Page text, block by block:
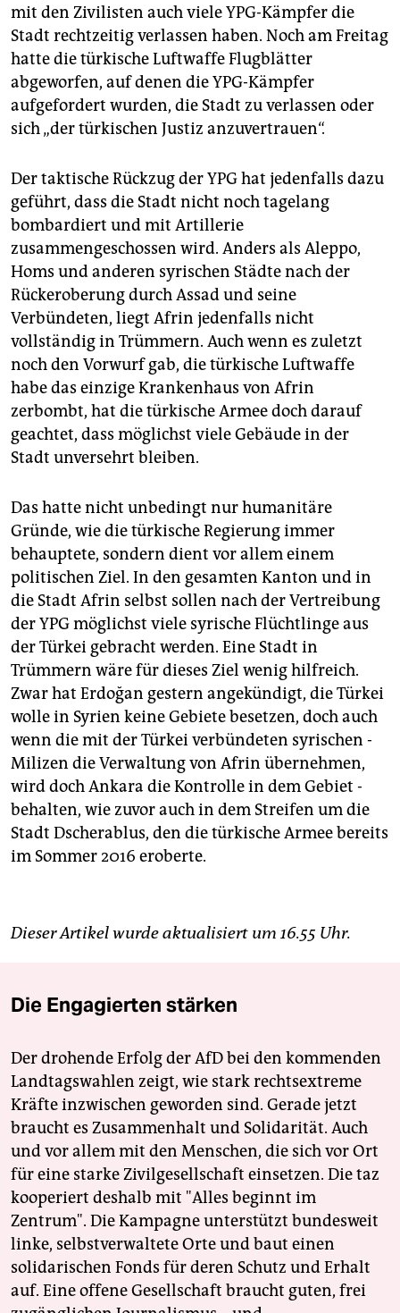
mit den Zivilisten auch viele YPG-Kämpfer die
Stadt rechtzeitig verlassen haben. Noch am Freitag
hatte die türkische Luftwaffe Flugblätter
abgeworfen, auf denen die YPG-Kämpfer
aufgefordert wurden, die Stadt zu verlassen oder
sich „der türkischen Justiz anzuvertrauen“.
Der taktische Rückzug der YPG hat jedenfalls dazu
geführt, dass die Stadt nicht noch tagelang
bombardiert und mit Artillerie
zusammengeschossen wird. Anders als Aleppo,
Homs und anderen syrischen Städte nach der
Rückeroberung durch Assad und seine
Verbündeten, liegt Afrin jedenfalls nicht
vollständig in Trümmern. Auch wenn es zuletzt
noch den Vorwurf gab, die türkische Luftwaffe
habe das einzige Krankenhaus von Afrin
zerbombt, hat die türkische Armee doch darauf
geachtet, dass möglichst viele Gebäude in der
Stadt unversehrt bleiben.
Das hatte nicht unbedingt nur humanitäre
Gründe, wie die türkische Regierung immer
behauptete, sondern dient vor allem einem
politischen Ziel. In den gesamten Kanton und in
die Stadt Afrin selbst ­sollen nach der ­Vertreibung
der YPG ­möglichst viele ­syrische ­Flüchtlinge aus
der Türkei ­gebracht werden. Eine Stadt in
Trümmern wäre für ­dieses Ziel wenig hilfreich.
Zwar hat Erdoğan gestern ­angekündigt, die Türkei
wolle in Syrien keine Gebiete besetzen, doch auch
wenn die mit der Türkei verbündeten syrischen ­
Milizen die Verwaltung von Afrin ­übernehmen,
wird doch Ankara die Kontrolle in dem Gebiet ­
behalten, wie zuvor auch in dem Streifen um die
Stadt Dscherablus, den die türkische Armee bereits
im Sommer 2016 eroberte.
Dieser Artikel wurde aktualisiert um 16.55 Uhr.
Die Engagierten stärken
Der drohende Erfolg der AfD bei den kommenden
Landtagswahlen zeigt, wie stark rechtsextreme
Kräfte inzwischen geworden sind. Gerade jetzt
braucht es Zusammenhalt und Solidarität. Auch
und vor allem mit den Menschen, die sich vor Ort
für eine starke Zivilgesellschaft einsetzen. Die taz
kooperiert deshalb mit "Alles beginnt im
Zentrum". Die Kampagne unterstützt bundesweit
linke, selbstverwaltete Orte und baut einen
solidarischen Fonds für deren Schutz und Erhalt
auf. Eine offene Gesellschaft braucht guten, frei